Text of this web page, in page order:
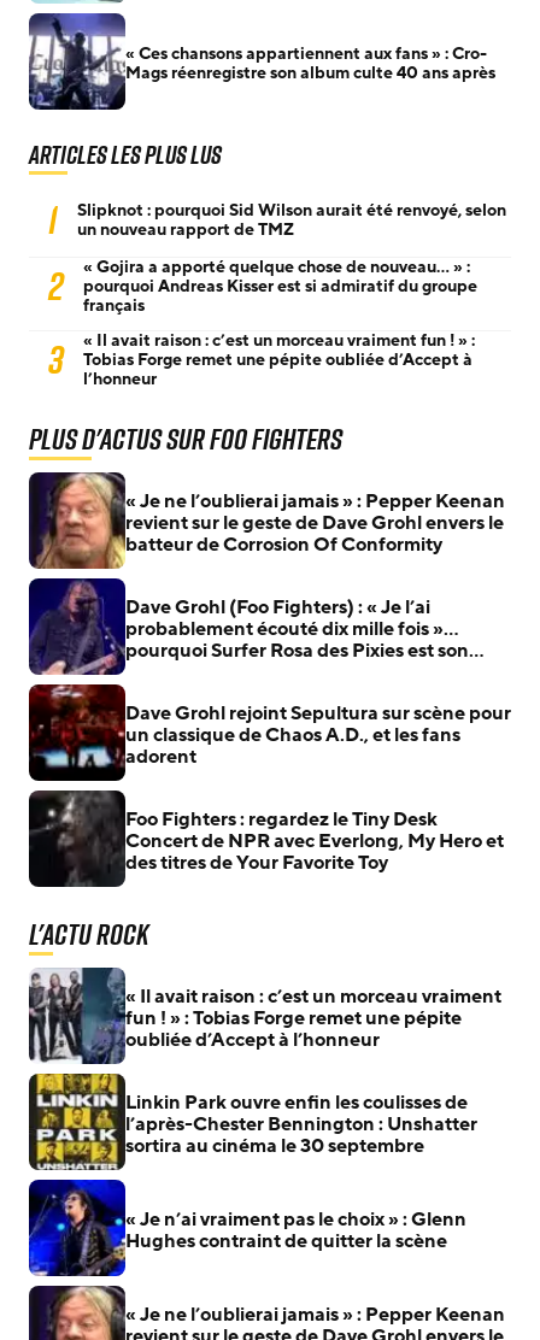
« Ces chansons appartiennent aux fans » : Cro-
Mags réenregistre son album culte 40 ans après
Articles les plus lus
1
Slipknot : pourquoi Sid Wilson aurait été renvoyé, selon
un nouveau rapport de TMZ
2
« Gojira a apporté quelque chose de nouveau… » :
pourquoi Andreas Kisser est si admiratif du groupe
français
3
« Il avait raison : c’est un morceau vraiment fun ! » :
Tobias Forge remet une pépite oubliée d’Accept à
l’honneur
Plus d'actus sur Foo Fighters
« Je ne l’oublierai jamais » : Pepper Keenan
revient sur le geste de Dave Grohl envers le
batteur de Corrosion Of Conformity
Dave Grohl (Foo Fighters) : « Je l’ai
probablement écouté dix mille fois »…
pourquoi Surfer Rosa des Pixies est son
Dave Grohl rejoint Sepultura sur scène pour
un classique de Chaos A.D., et les fans
adorent
Foo Fighters : regardez le Tiny Desk
Concert de NPR avec Everlong, My Hero et
des titres de Your Favorite Toy
L'actu Rock
« Il avait raison : c’est un morceau vraiment
fun ! » : Tobias Forge remet une pépite
oubliée d’Accept à l’honneur
Linkin Park ouvre enfin les coulisses de
l’après-Chester Bennington : Unshatter
sortira au cinéma le 30 septembre
« Je n’ai vraiment pas le choix » : Glenn
Hughes contraint de quitter la scène
« Je ne l’oublierai jamais » : Pepper Keenan